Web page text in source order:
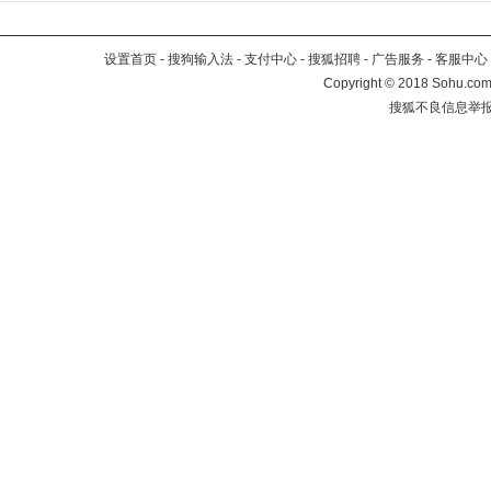
设置首页 - 搜狗输入法 - 支付中心 - 搜狐招聘 - 广告服务 - 客服中心
Copyright©2018
搜狐不良信息举